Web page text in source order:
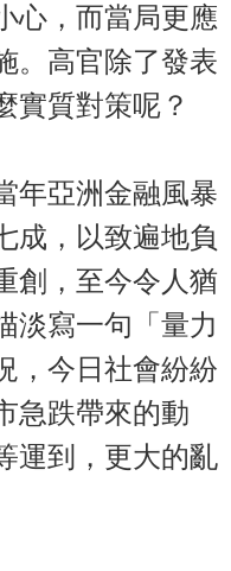
心，而當局更應
。高官除了發表
實質對策呢？
年亞洲金融風暴
成，以致遍地負
創，至今令人猶
淡寫一句「量力
，今日社會紛紛
急跌帶來的動
運到，更大的亂